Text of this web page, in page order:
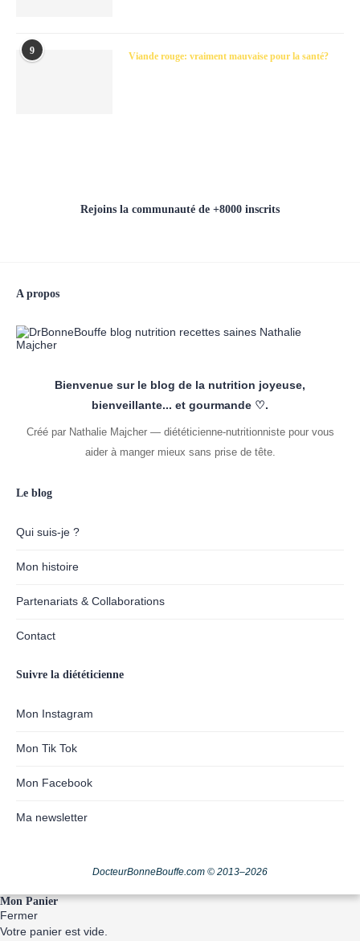
9 Viande rouge: vraiment mauvaise pour la santé?
Rejoins la communauté de +8000 inscrits
A propos
Bienvenue sur le blog de la nutrition joyeuse,
bienveillante... et gourmande ♡.
Créé par Nathalie Majcher — diététicienne-nutritionniste pour vous
aider à manger mieux sans prise de tête.
Le blog
Qui suis-je ?
Mon histoire
Partenariats & Collaborations
Contact
Suivre la diététicienne
Mon Instagram
Mon Tik Tok
Mon Facebook
Ma newsletter
DocteurBonneBouffe.com © 2013–2026
Mon Panier
Fermer
Votre panier est vide.